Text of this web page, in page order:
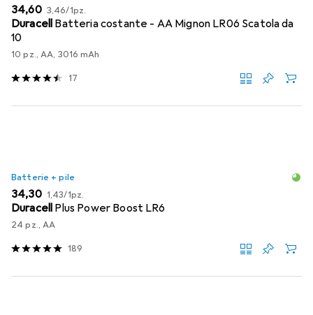
EUR
34,60 EUR
3,46/1pz.
Duracell Batteria costante - AA Mignon LR06 Scatola da
10
10 pz., AA, 3016 mAh
17
Batterie + pile
EUR
34,30 EUR
1,43/1pz.
Duracell Plus Power Boost LR6
24 pz., AA
189